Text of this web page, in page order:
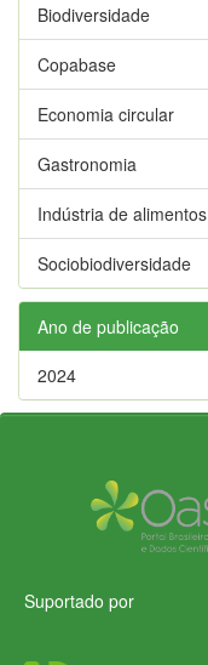
Biodiversidade
Copabase
Economia circular
Gastronomia
Indústria de alimentos
Sociobiodiversidade
Ano de publicação
2024
Suportado por